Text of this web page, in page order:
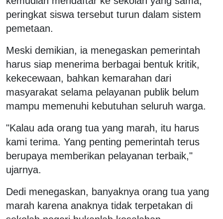
peringkat siswa tersebut turun dalam sistem
pemetaan.
Meski demikian, ia menegaskan pemerintah
harus siap menerima berbagai bentuk kritik,
kekecewaan, bahkan kemarahan dari
masyarakat selama pelayanan publik belum
mampu memenuhi kebutuhan seluruh warga.
"Kalau ada orang tua yang marah, itu harus
kami terima. Yang penting pemerintah terus
berupaya memberikan pelayanan terbaik,"
ujarnya.
Dedi menegaskan, banyaknya orang tua yang
marah karena anaknya tidak terpetakan di